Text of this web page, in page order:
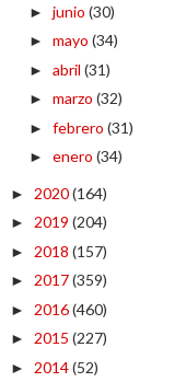
► junio (30)
► mayo (34)
► abril (31)
► marzo (32)
► febrero (31)
► enero (34)
► 2020(164)
► 2019 (204)
► 2018 (157)
► 2017(359)
► 2016(460)
► 2015 (227)
► 2014(52)